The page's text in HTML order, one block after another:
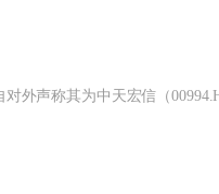
外声称其为中天宏信（